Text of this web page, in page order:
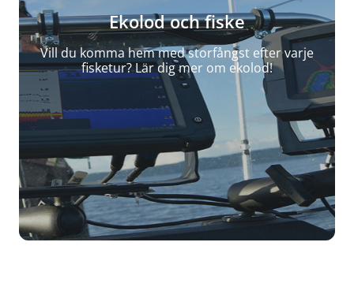
Ekolod och fiske
Vill du komma hem med storfångst efter varje
fisketur? Lär dig mer om ekolod!